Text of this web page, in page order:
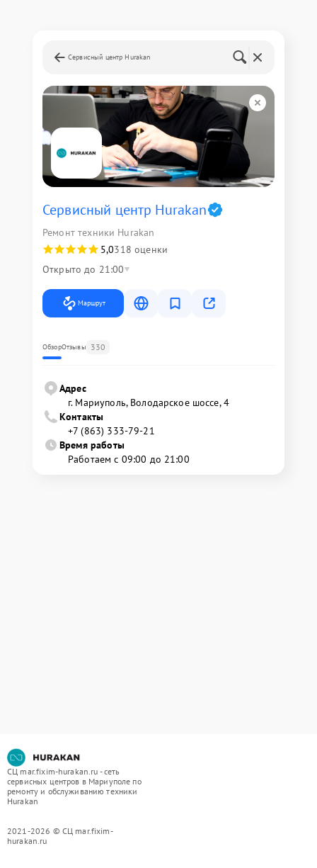
Сервисный центр Hurakan
Сервисный центр Hurakan
Ремонт техники Hurakan
5,0318 оценки
Открыто до 21:00
Маршрут
ОбзорОтзывы 330
Адрес
г. Мариуполь, Володарское шоссе, 4
Контакты
+7 (863) 333-79-21
Время работы
Работаем с 09:00 до 21:00
СЦ mar.fixim-hurakan.ru - сеть
сервисных центров в Мариуполе по
ремонту и обслуживанию техники
Hurakan
2021-2026 © СЦ mar.fixim-
hurakan.ru